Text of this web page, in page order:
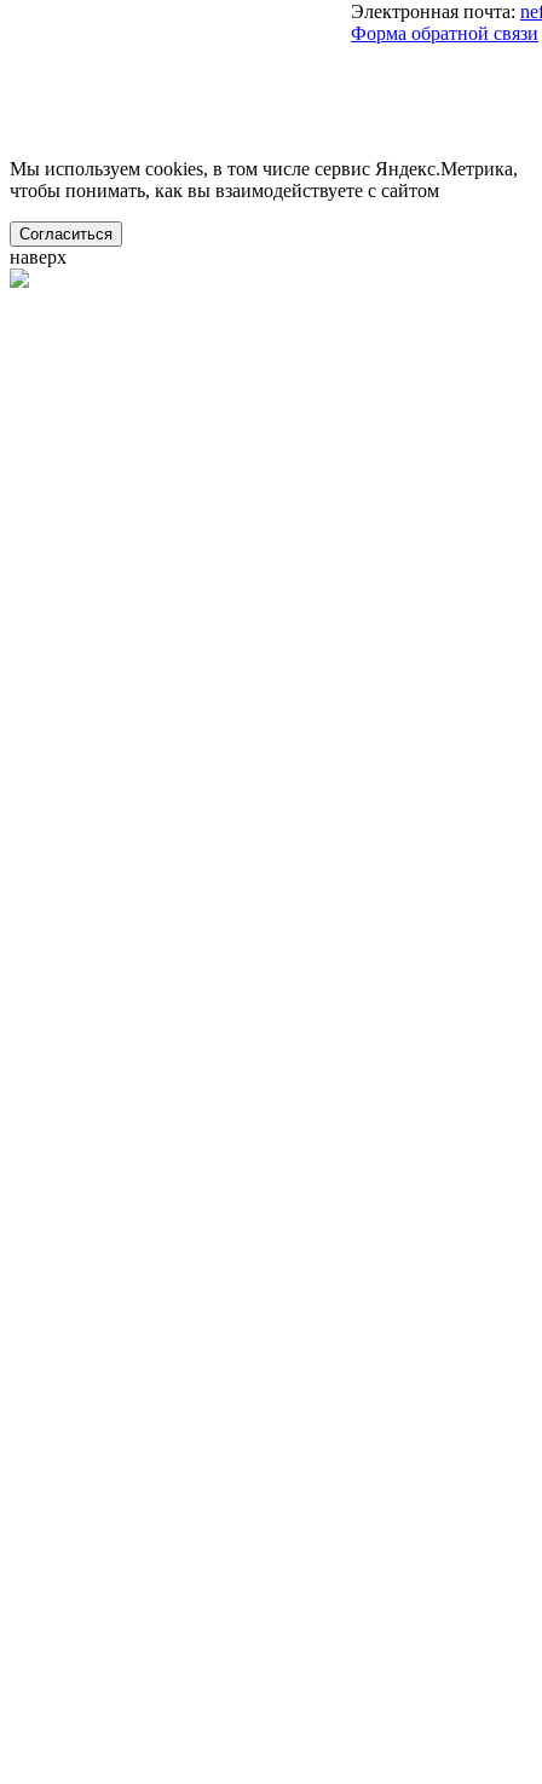
Электронная почта:
Форма обратной связи
Мы используем cookies, в том числе сервис Яндекс.Метрика,
чтобы понимать, как вы взаимодействуете с сайтом
Согласиться
наверх